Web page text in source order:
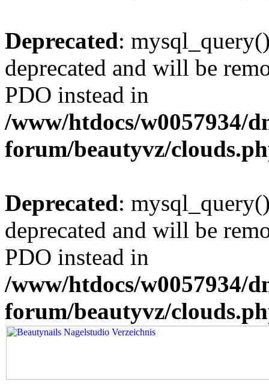
Deprecated:
deprecated and will be
PDO instead in
/www/htdocs/w0057934/
forum/beautyvz/
Deprecated:
deprecated and will be
PDO instead in
/www/htdocs/w0057934/
forum/beautyvz/